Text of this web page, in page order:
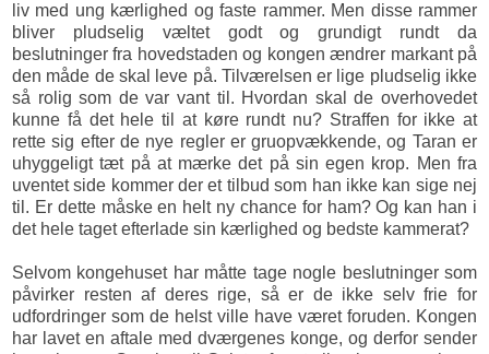
liv med ung kærlighed og faste rammer. Men disse rammer
bliver pludselig væltet godt og grundigt rundt da
beslutninger fra hovedstaden og kongen ændrer markant på
den måde de skal leve på. Tilværelsen er lige pludselig ikke
så rolig som de var vant til. Hvordan skal de overhovedet
kunne få det hele til at køre rundt nu? Straffen for ikke at
rette sig efter de nye regler er gruopvækkende, og Taran er
uhyggeligt tæt på at mærke det på sin egen krop. Men fra
uventet side kommer der et tilbud som han ikke kan sige nej
til. Er dette måske en helt ny chance for ham? Og kan han i
det hele taget efterlade sin kærlighed og bedste kammerat?
Selvom kongehuset har måtte tage nogle beslutninger som
påvirker resten af deres rige, så er de ikke selv frie for
udfordringer som de helst ville have været foruden. Kongen
har lavet en aftale med dværgenes konge, og derfor sender